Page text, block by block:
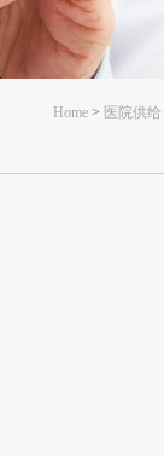
Home > 医院供给